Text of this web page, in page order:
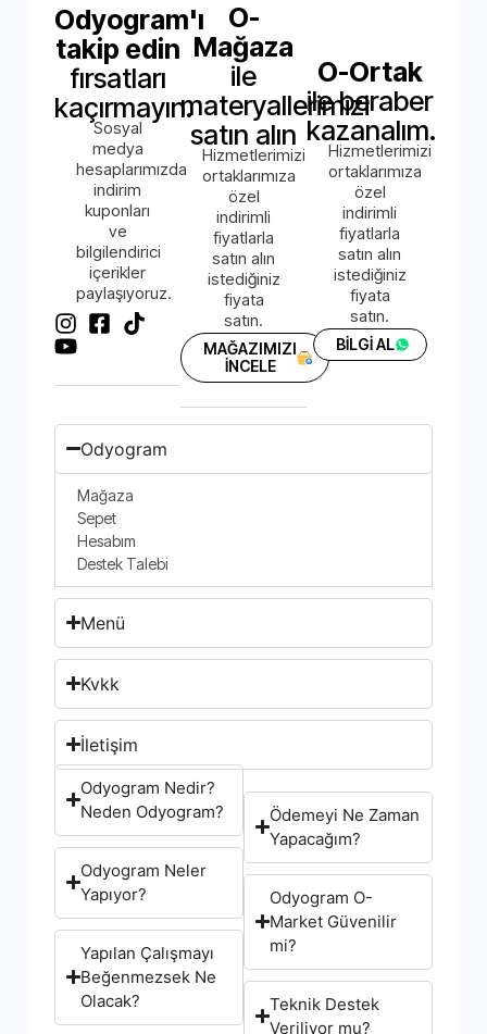
Odyogram'ı
takip edin
fırsatları
kaçırmayın.
Sosyal
medya
hesaplarımızda
indirim
kuponları
ve
bilgilendirici
içerikler
paylaşıyoruz.
O-
Mağaza
ile
materyallerimizi
satın alın
Hizmetlerimizi
ortaklarımıza
özel
indirimli
fiyatlarla
satın alın
istediğiniz
fiyata
satın.
MAĞAZIMIZI
İNCELE
O-Ortak
ile beraber
kazanalım.
Hizmetlerimizi
ortaklarımıza
özel
indirimli
fiyatlarla
satın alın
istediğiniz
fiyata
satın.
BİLGİ AL
Odyogram
Mağaza
Sepet
Hesabım
Destek Talebi
Menü
Kvkk
İletişim
Odyogram Nedir?
Neden Odyogram?
Odyogram Neler
Yapıyor?
Yapılan Çalışmayı
Beğenmezsek Ne
Olacak?
Ödemeyi Ne Zaman
Yapacağım?
Odyogram O-
Market Güvenilir
mi?
Teknik Destek
Veriliyor mu?